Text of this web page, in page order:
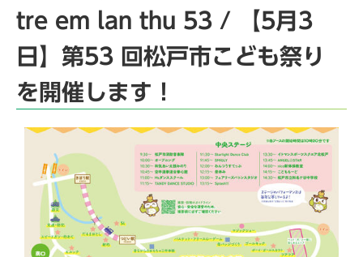
tre em lan thu 53 / 【5月3
日】第53 回松戸市こども祭り
を開催します！